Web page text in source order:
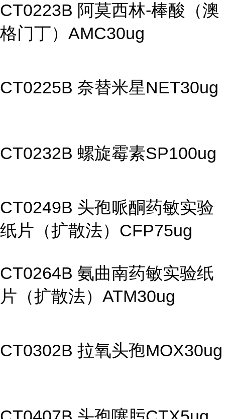
CT0223B 阿莫西林-棒酸（澳
格门丁）AMC30ug
CT0225B 奈替米星NET30ug
CT0232B 螺旋霉素SP100ug
CT0249B 头孢哌酮药敏实验
纸片（扩散法）CFP75ug
CT0264B 氨曲南药敏实验纸
片（扩散法）ATM30ug
CT0302B 拉氧头孢MOX30ug